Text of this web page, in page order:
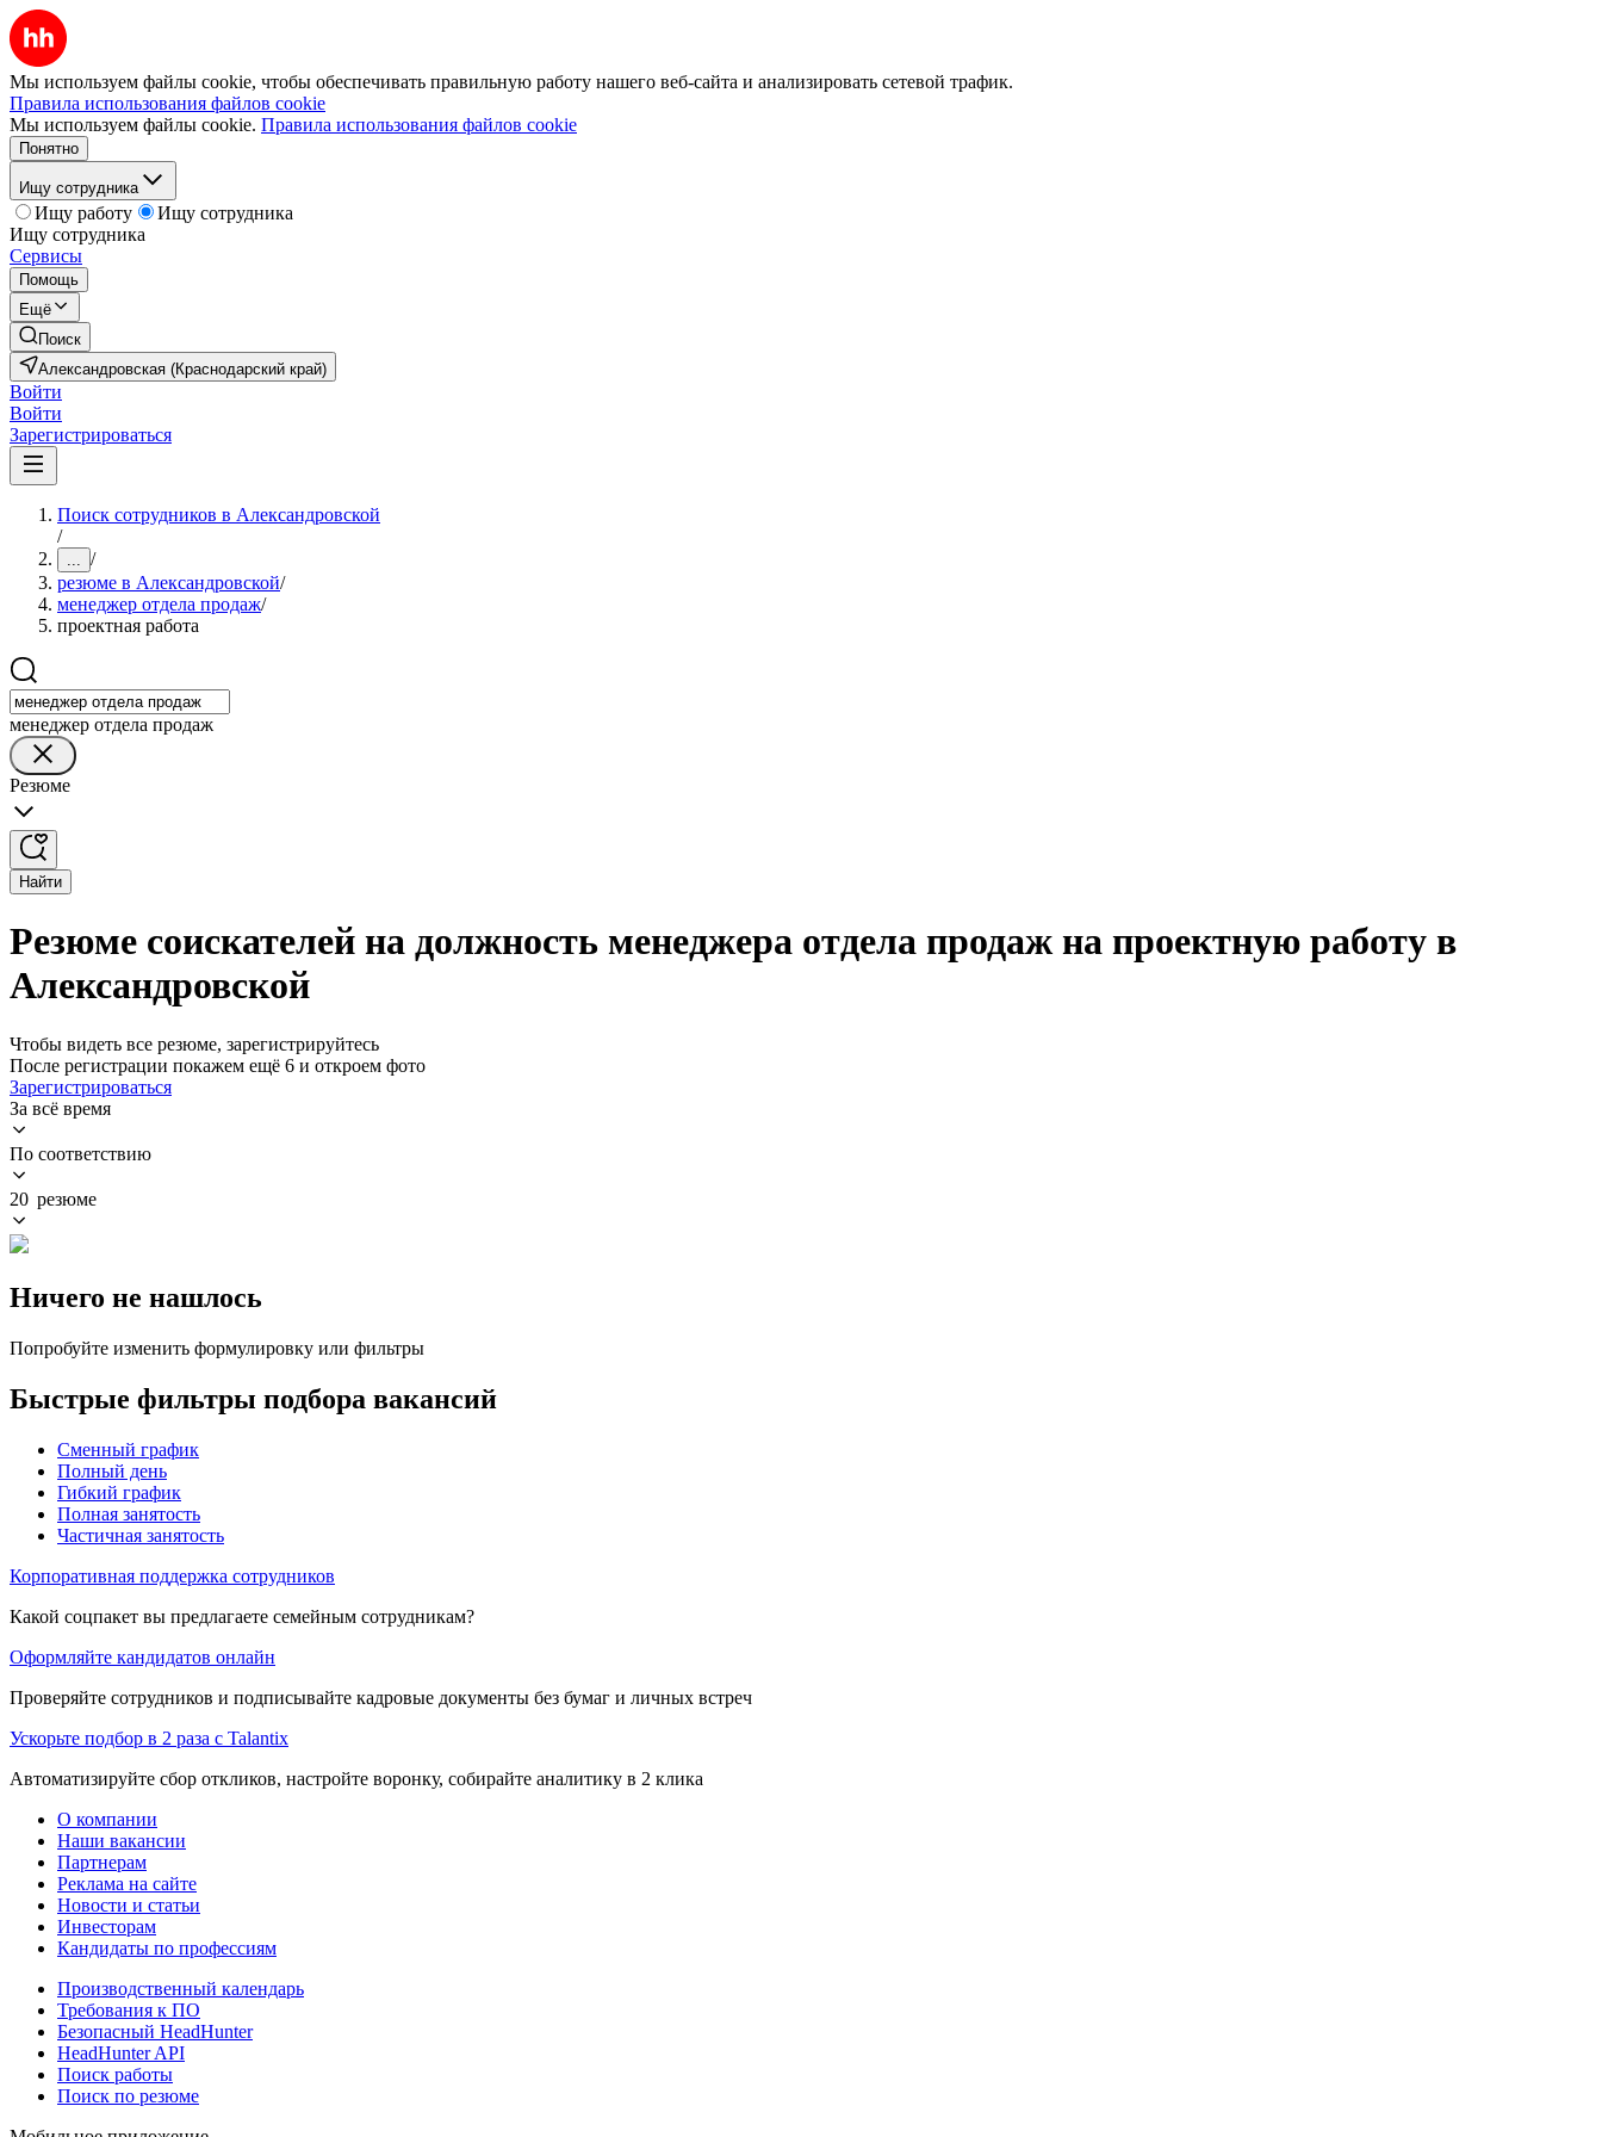
Мы используем файлы cookie, чтобы обеспечивать правильную работу нашего веб-сайта и анализировать сетевой трафик.
Правила использования файлов cookie
Мы используем файлы cookie. Правила использования файлов cookie
Понятно
Ищу сотрудника
Ищу работу
Ищу сотрудника
Ищу сотрудника
Сервисы
Помощь
Ещё
Поиск
Александровская (Краснодарский край)
Войти
Войти
Зарегистрироваться
Поиск сотрудников в Александровской
/
... /
резюме в Александровской/
менеджер отдела продаж/
проектная работа
менеджер отдела продаж
Резюме
Найти
Резюме соискателей на должность менеджера отдела продаж на проектную работу в
Александровской
Чтобы видеть все резюме, зарегистрируйтесь
После регистрации покажем ещё 6 и откроем фото
Зарегистрироваться
За всё время
По соответствию
20 резюме
Ничего не нашлось
Попробуйте изменить формулировку или фильтры
Быстрые фильтры подбора вакансий
Сменный график
Полный день
Гибкий график
Полная занятость
Частичная занятость
Корпоративная поддержка сотрудников
Какой соцпакет вы предлагаете семейным сотрудникам?
Оформляйте кандидатов онлайн
Проверяйте сотрудников и подписывайте кадровые документы без бумаг и личных встреч
Ускорьте подбор в 2 раза с Talantix
Автоматизируйте сбор откликов, настройте воронку, собирайте аналитику в 2 клика
О компании
Наши вакансии
Партнерам
Реклама на сайте
Новости и статьи
Инвесторам
Кандидаты по профессиям
Производственный календарь
Требования к ПО
Безопасный HeadHunter
HeadHunter API
Поиск работы
Поиск по резюме